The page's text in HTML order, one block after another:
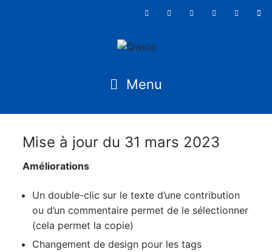
Mise à jour du 31 mars 2023
Améliorations
Un double-clic sur le texte d’une contribution
ou d’un commentaire permet de le sélectionner
(cela permet la copie)
Changement de design pour les tags